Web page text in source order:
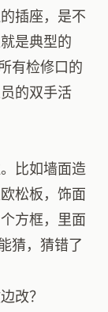
插座，是不
是典型的
有检修口的
的双手活
比如墙面造
松板，饰面
方框，里面
猜，猜错了
改？